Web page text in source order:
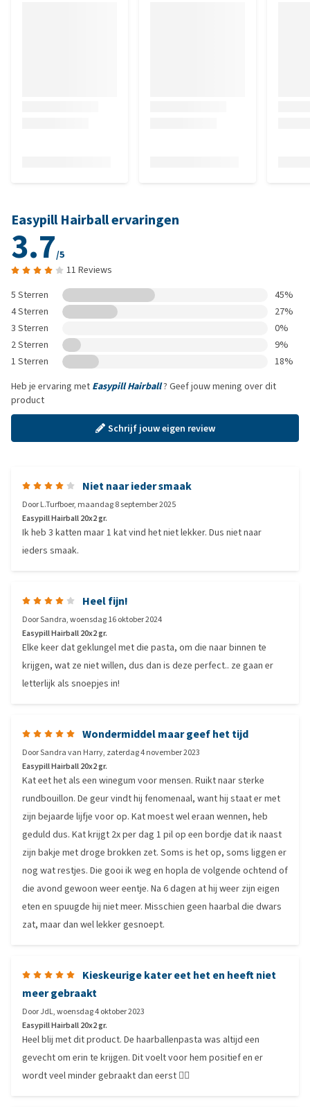
Easypill Hairball ervaringen
3.7/5
11 Reviews
5 Sterren
45%
4 Sterren
27%
3 Sterren
0%
2 Sterren
9%
1 Sterren
18%
Heb je ervaring met Easypill Hairball? Geef jouw mening over dit
product
Schrijf jouw eigen review
Niet naar ieder smaak
DoorL.Turfboer, maandag 8 september 2025
Easypill Hairball 20x2 gr.
Ik heb 3 katten maar 1 kat vind het niet lekker. Dus niet naar
ieders smaak.
Heel fijn!
DoorSandra,woensdag 16 oktober 2024
Easypill Hairball 20x2 gr.
Elke keer dat geklungel met die pasta, om die naar binnen te
krijgen, wat ze niet willen, dus dan is deze perfect.. ze gaan er
letterlijk als snoepjes in!
Wondermiddel maar geef het tijd
DoorSandra van Harry, zaterdag 4 november 2023
Easypill Hairball 20x2 gr.
Kat eet het als een winegum voor mensen. Ruikt naar sterke
rundbouillon. De geur vindt hij fenomenaal, want hij staat er met
zijn bejaarde lijfje voor op. Kat moest wel eraan wennen, heb
geduld dus. Kat krijgt 2x per dag 1 pil op een bordje dat ik naast
zijn bakje met droge brokken zet. Soms is het op, soms liggen er
nog wat restjes. Die gooi ik weg en hopla de volgende ochtend of
die avond gewoon weer eentje. Na 6 dagen at hij weer zijn eigen
eten en spuugde hij niet meer. Misschien geen haarbal die dwars
zat, maar dan wel lekker gesnoept.
Kieskeurige kater eet het en heeft niet
meer gebraakt
DoorJdL,woensdag 4 oktober 2023
Easypill Hairball 20x2 gr.
Heel blij met dit product. De haarballenpasta was altijd een
gevecht om erin te krijgen. Dit voelt voor hem positief en er
wordt veel minder gebraakt dan eerst 👍🏻